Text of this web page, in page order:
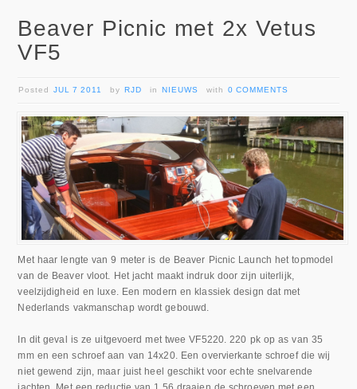
Beaver Picnic met 2x Vetus
VF5
PostedJUL 7 2011 byRJD inNIEUWS with0 COMMENTS
Met haar lengte van 9 meter is de Beaver Picnic Launch het topmodel
van de Beaver vloot. Het jacht maakt indruk door zijn uiterlijk,
veelzijdigheid en luxe. Een modern en klassiek design dat met
Nederlands vakmanschap wordt gebouwd.
In dit geval is ze uitgevoerd met twee VF5220. 220 pk op as van 35
mm en een schroef aan van 14x20. Een overvierkante schroef die wij
niet gewend zijn, maar juist heel geschikt voor echte snelvarende